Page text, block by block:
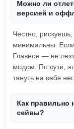
Можно ли
версией и
Честно,
минимальны.
Главное — не
модом. По сути,
тянуть на себя
Как правильно
сейвы?